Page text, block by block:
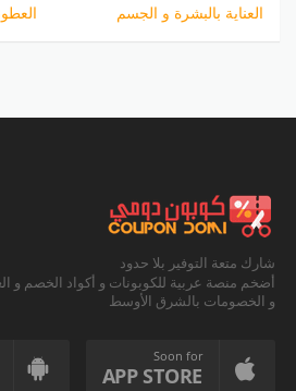
العناية بالبشرة و الجسم
شارك متعة التوفير بلا حدود
أضخم منصة عربية للكوبونات و أكواد الخصم و
و الخصومات بالشرق الأوسط
Soon for
APP STORE